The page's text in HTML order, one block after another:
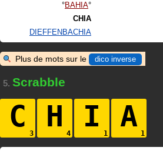
BAHIA
CHIA
DIEFFENBACHIA
Plus de mots sur le dico inverse
5. Scrabble
C H I A